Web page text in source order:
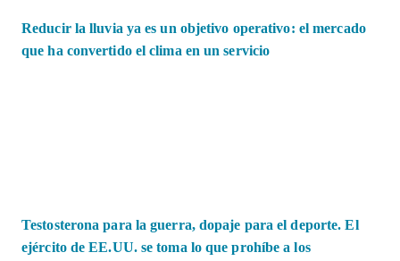
Reducir la lluvia ya es un objetivo operativo: el mercado
que ha convertido el clima en un servicio
Testosterona para la guerra, dopaje para el deporte. El
ejército de EE.UU. se toma lo que prohíbe a los